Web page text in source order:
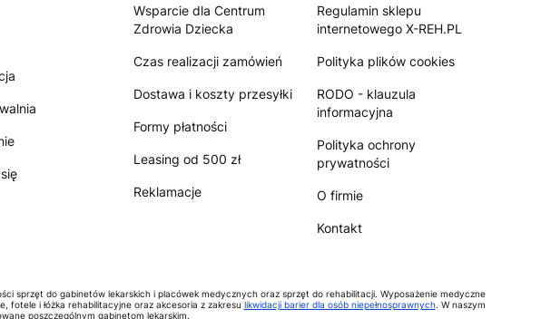
Wsparcie dla Centrum
Zdrowia Dziecka
Czas realizacji zamówień
Dostawa i koszty przesyłki
Formy płatności
Leasing od 500 zł
Reklamacje
Regulamin sklepu
internetowego X-REH.PL
Polityka plików cookies
RODO - klauzula
informacyjna
Polityka ochrony
prywatności
O firmie
Kontakt
sprzęt do gabinetów lekarskich i placówek medycznych oraz sprzęt do rehabilitacji. Wyposażenie medyczne
fotele i łóżka rehabilitacyjne oraz akcesoria z zakresu likwidacji barier dla osób niepełnosprawnych. W naszym
poszczególnym gabinetom lekarskim.